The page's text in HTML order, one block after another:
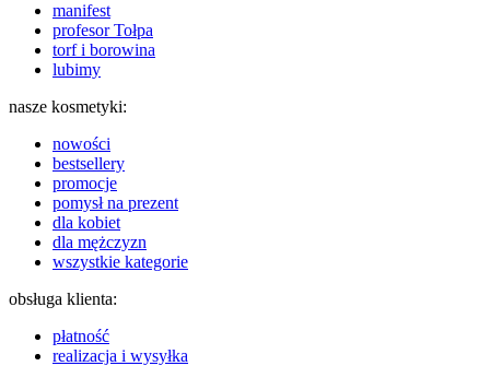
manifest
profesor Tołpa
torf i borowina
lubimy
nasze kosmetyki:
nowości
bestsellery
promocje
pomysł na prezent
dla kobiet
dla mężczyzn
wszystkie kategorie
obsługa klienta:
płatność
realizacja i wysyłka